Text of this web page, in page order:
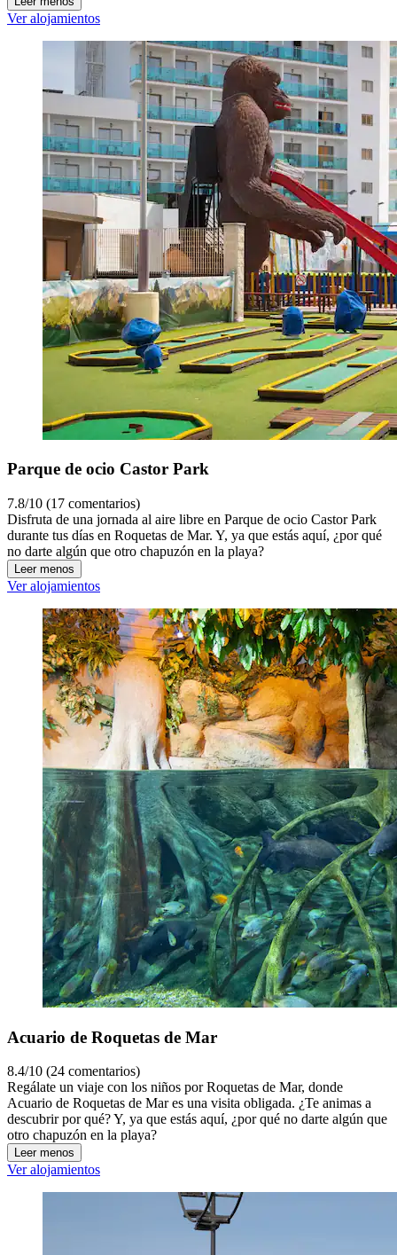
Ver alojamientos
Parque de ocio Castor Park
7.8/10 (17 comentarios)
Disfruta de una jornada al aire libre en Parque de ocio Castor Park
durante tus días en Roquetas de Mar. Y, ya que estás aquí, ¿por qué
no darte algún que otro chapuzón en la playa?
Leer menos
Ver alojamientos
Acuario de Roquetas de Mar
8.4/10 (24 comentarios)
Regálate un viaje con los niños por Roquetas de Mar, donde
Acuario de Roquetas de Mar es una visita obligada. ¿Te animas a
descubrir por qué? Y, ya que estás aquí, ¿por qué no darte algún que
otro chapuzón en la playa?
Leer menos
Ver alojamientos